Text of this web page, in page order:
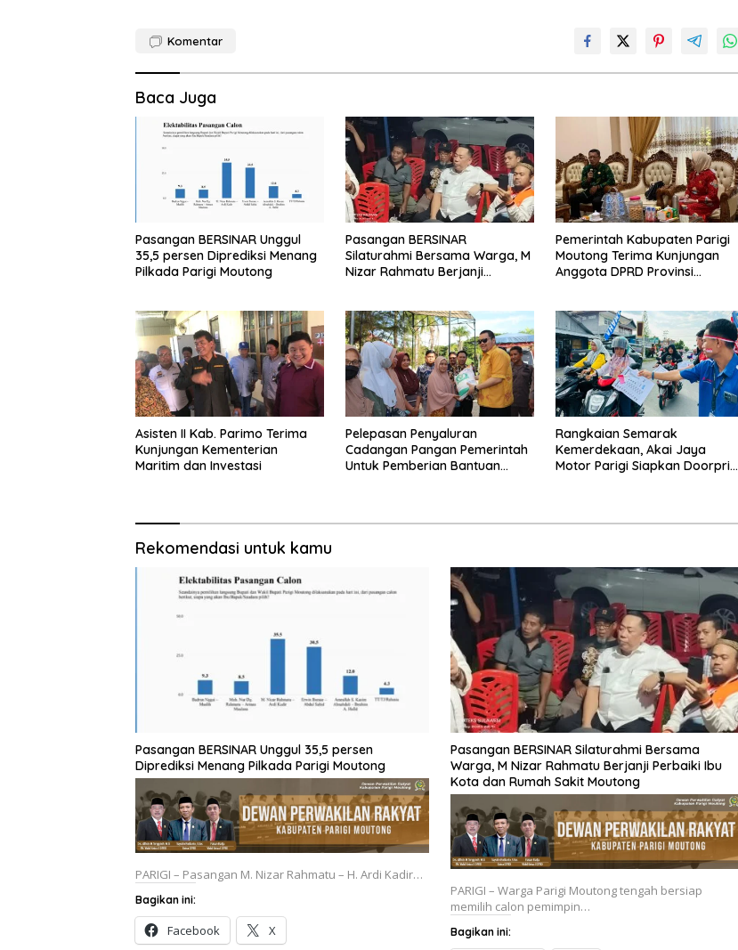
Komentar
Baca Juga
Pasangan BERSINAR Unggul
35,5 persen Diprediksi Menang
Pilkada Parigi Moutong
Pasangan BERSINAR
Silaturahmi Bersama Warga, M
Nizar Rahmatu Berjanji
Pemerintah Kabupaten Parigi
Moutong Terima Kunjungan
Anggota DPRD Provinsi
Asisten II Kab. Parimo Terima
Kunjungan Kementerian
Maritim dan Investasi
Pelepasan Penyaluran
Cadangan Pangan Pemerintah
Untuk Pemberian Bantuan
Rangkaian Semarak
Kemerdekaan, Akai Jaya
Motor Parigi Siapkan Doorprize
Rekomendasi untuk kamu
Pasangan BERSINAR Unggul 35,5 persen
Diprediksi Menang Pilkada Parigi Moutong
PARIGI – Pasangan M. Nizar Rahmatu – H. Ardi Kadir…
Bagikan ini:
Facebook X
Pasangan BERSINAR Silaturahmi Bersama
Warga, M Nizar Rahmatu Berjanji Perbaiki Ibu
Kota dan Rumah Sakit Moutong
PARIGI – Warga Parigi Moutong tengah bersiap
memilih calon pemimpin…
Bagikan ini: